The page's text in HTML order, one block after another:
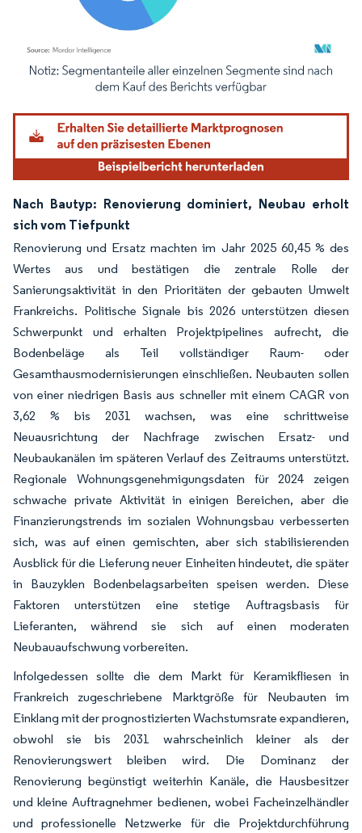
Bild © Mordor Intelligence. Wiederverwendung erfordert Namensnennung
Nach Bautyp: Renovierung dominiert, Neubau erholt
sich vom Tiefpunkt
Renovierung und Ersatz machten im Jahr 2025 60,45 % des
Wertes aus und bestätigen die zentrale Rolle der
Sanierungsaktivität in den Prioritäten der gebauten Umwelt
Frankreichs. Politische Signale bis 2026 unterstützen diesen
Schwerpunkt und erhalten Projektpipelines aufrecht, die
Bodenbeläge als Teil vollständiger Raum- oder
Gesamthausmodernisierungen einschließen. Neubauten sollen
von einer niedrigen Basis aus schneller mit einem CAGR von
3,62 % bis 2031 wachsen, was eine schrittweise
Neuausrichtung der Nachfrage zwischen Ersatz- und
Neubaukanälen im späteren Verlauf des Zeitraums unterstützt.
Regionale Wohnungsgenehmigungsdaten für 2024 zeigen
schwache private Aktivität in einigen Bereichen, aber die
Finanzierungstrends im sozialen Wohnungsbau verbesserten
sich, was auf einen gemischten, aber sich stabilisierenden
Ausblick für die Lieferung neuer Einheiten hindeutet, die später
in Bauzyklen Bodenbelagsarbeiten speisen werden. Diese
Faktoren unterstützen eine stetige Auftragsbasis für
Lieferanten, während sie sich auf einen moderaten
Neubauaufschwung vorbereiten.
Infolgedessen sollte die dem Markt für Keramikfliesen in
Frankreich zugeschriebene Marktgröße für Neubauten im
Einklang mit der prognostizierten Wachstumsrate expandieren,
obwohl sie bis 2031 wahrscheinlich kleiner als der
Renovierungswert bleiben wird. Die Dominanz der
Renovierung begünstigt weiterhin Kanäle, die Hausbesitzer
und kleine Auftragnehmer bedienen, wobei Facheinzelhändler
und professionelle Netzwerke für die Projektdurchführung